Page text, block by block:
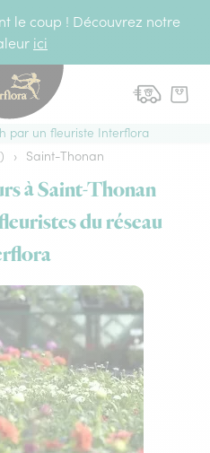
le coup ! Découvrez notre
ici
par un fleuriste Interflora
› Saint-Thonan
à Saint-Thonan
du réseau